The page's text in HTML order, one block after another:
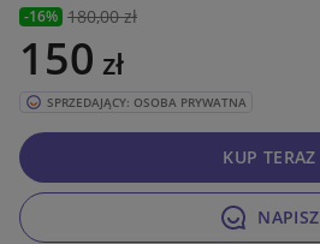
-16% 180,00 zł
150 zł
SPRZEDAJĄCY: OSOBA PRYWATNA
NAPISZ
KUP TERAZ